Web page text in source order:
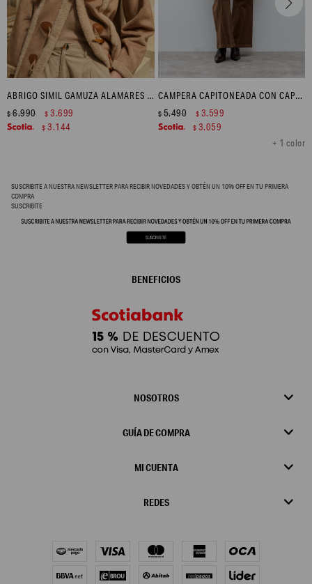
ABRIGO SIMIL GAMUZA ALAMARES - TOSTADO
$6.990 $ 3.699
$ 3.144
CAMPERA CAPITONEADA CON CAPUCHA - TOSTADO
+ 1 color
$5.490 $ 3.599
$ 3.059
SUSCRIBITE A NUESTRA NEWSLETTER PARA RECIBIR NOVEDADES Y OBTÉN UN 10% OFF EN TU PRIMERA
COMPRA
SUSCRIBITE
NOSOTROS
GUÍA DE COMPRA
MI CUENTA
REDES
BENEFICIOS